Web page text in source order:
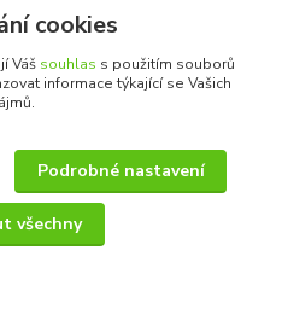
dřevo, čisté pižmo
tvarovaná v...
Skladem 1 ks
cookies
Váš souhlas s použitím souborů
informace týkající se Vašich
Podrobné nastavení
všechny